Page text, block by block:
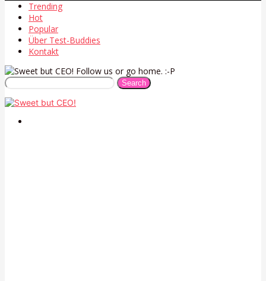
Trending
Hot
Popular
Über Test-Buddies
Kontakt
Follow us or go home. :-P
Search